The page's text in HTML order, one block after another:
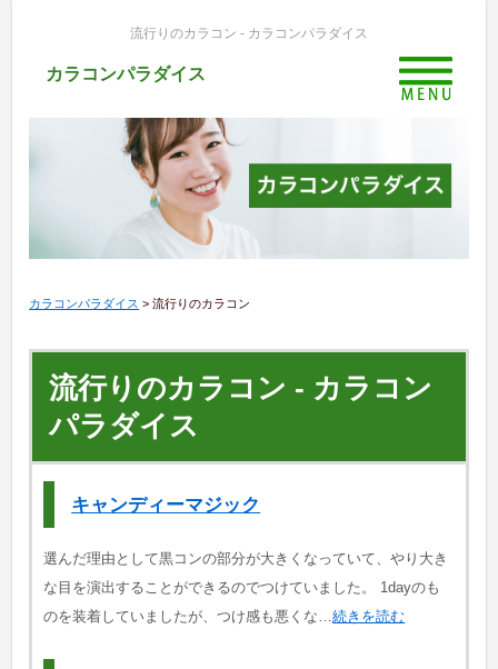
流行りのカラコン - カラコンパラダイス
カラコンパラダイス
カラコンパラダイス >流行りのカラコン
流行りのカラコン - カラコン
パラダイス
キャンディーマジック
選んだ理由として黒コンの部分が大きくなっていて、やり大き
な目を演出することができるのでつけていました。 1dayのも
のを装着していましたが、つけ感も悪くな…続きを読む